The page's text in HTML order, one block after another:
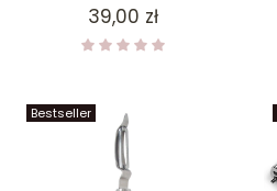
Cena
39,00 zł
Bestseller